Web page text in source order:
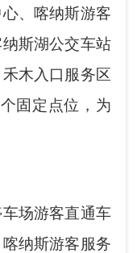
、喀纳斯游客
斯湖公交车站
木入口服务区
固定点位，为
场游客直通车
纳斯游客服务